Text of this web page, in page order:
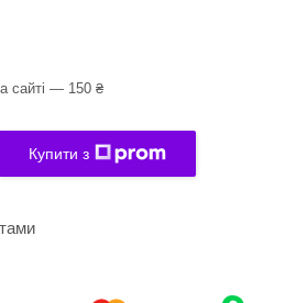
сайті — 150 ₴
Купити з